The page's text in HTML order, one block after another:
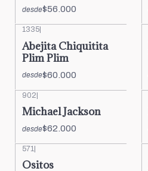
desde$56.000
1335
Abejita Chiquitita
Plim Plim
desde$60.000
902|
Michael Jackson
desde$62.000
571
Ositos